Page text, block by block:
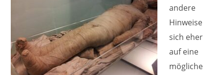
andere
Hinweise
sich eher
auf eine
mögliche